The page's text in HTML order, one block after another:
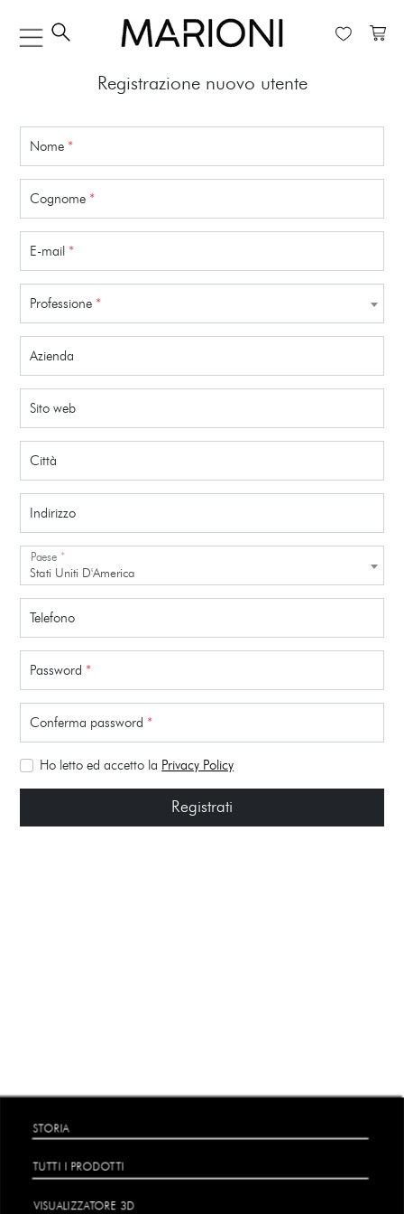
Registrazione nuovo utente
Nome *
Cognome *
E-mail *
Professione *
Azienda
Sito web
Città
Indirizzo
Stati Uniti D'America
Paese *
Telefono
Password *
Conferma password *
Ho letto ed accetto la Privacy Policy
Registrati
TUTTI I PRODOTTI
VISUALIZZATORE 3D
STORIA